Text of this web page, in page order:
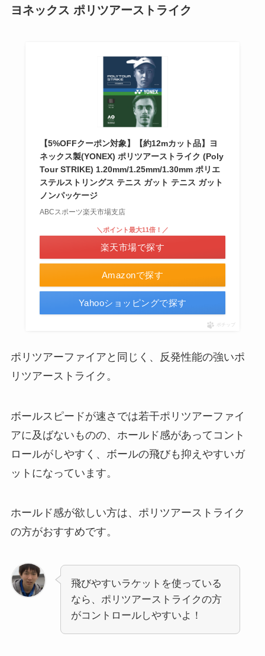
ヨネックス ポリツアーストライク
【5%OFFクーポン対象】【約12mカット品】ヨ
ネックス製(YONEX) ポリツアーストライク (Poly
Tour STRIKE) 1.20mm/1.25mm/1.30mm ポリエ
ステルストリングス テニス ガット テニス ガット
ノンパッケージ
ABCスポーツ楽天市場支店
Amazonで探す
＼ポイント最大11倍！／
楽天市場で探す
Yahooショッピングで探す
ポチップ
ポリツアーファイアと同じく、反発性能の強いポ
リツアーストライク。
ボールスピードが速さでは若干ポリツアーファイ
アに及ばないものの、ホールド感があってコント
ロールがしやすく、ボールの飛びも抑えやすいガ
ットになっています。
ホールド感が欲しい方は、ポリツアーストライク
の方がおすすめです。
飛びやすいラケットを使っている
なら、ポリツアーストライクの方
がコントロールしやすいよ！